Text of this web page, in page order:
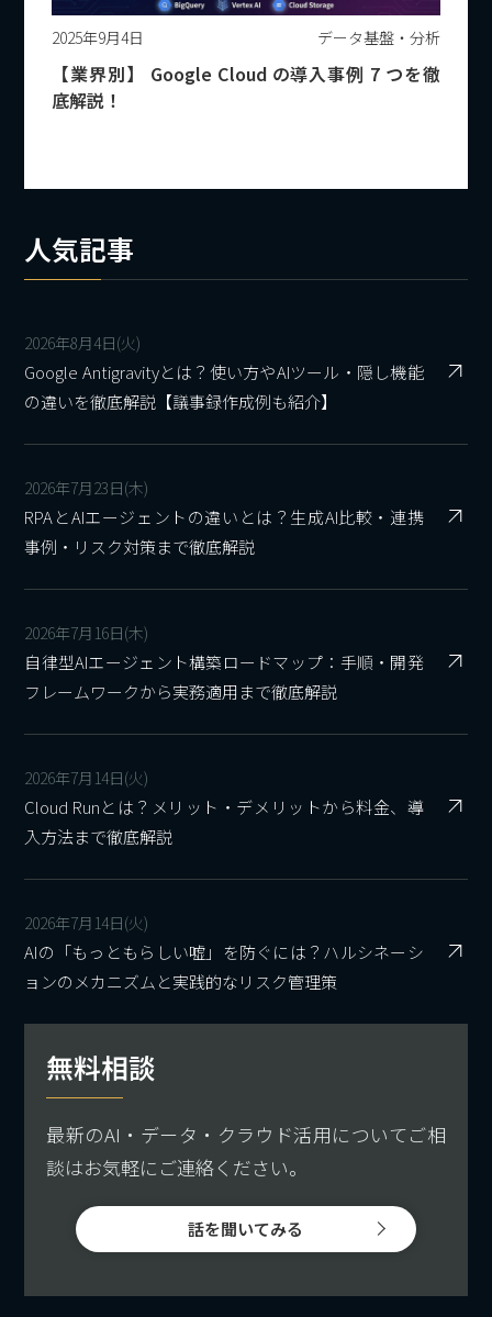
2025年9月4日 データ基盤・分析
【業界別】 Google Cloud の導入事例 7 つを徹
底解説！
人気記事
2026年8月4日(火)
Google Antigravityとは？使い方やAIツール・隠し機能
の違いを徹底解説【議事録作成例も紹介】
2026年7月23日(木)
RPAとAIエージェントの違いとは？生成AI比較・連携
事例・リスク対策まで徹底解説
2026年7月16日(木)
自律型AIエージェント構築ロードマップ：手順・開発
フレームワークから実務適用まで徹底解説
2026年7月14日(火)
Cloud Runとは？メリット・デメリットから料金、導
入方法まで徹底解説
2026年7月14日(火)
AIの「もっともらしい嘘」を防ぐには？ハルシネーシ
ョンのメカニズムと実践的なリスク管理策
無料相談
最新のAI・データ・クラウド活用についてご相
談はお気軽にご連絡ください。
話を聞いてみる